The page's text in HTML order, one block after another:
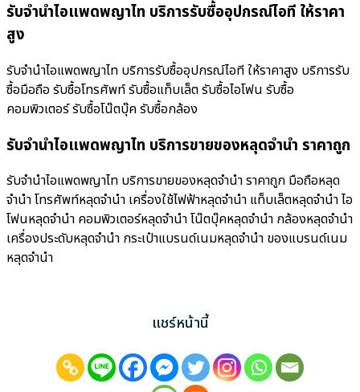
รับจำนำไอแพดพญาไท บริการรับซื้ออุปกรณ์ไอที ให้ราคา
สูง
รับจำนำไอแพดพญาไท บริการรับซื้ออุปกรณ์ไอที ให้ราคาสูง บริการรับ
ซื้อมือถือ รับซื้อโทรศัพท์ รับซื้อแท็บเล็ต รับซื้อไอโฟน รับซื้อ
คอมพิวเตอร์ รับซื้อโน๊ตบุ๊ค รับซื้อกล้อง
รับจำนำไอแพดพญาไท บริการขายของหลุดจำนำ ราคาถูก
รับจำนำไอแพดพญาไท บริการขายของหลุดจำนำ ราคาถูก มือถือหลุด
จำนำ โทรศัพท์หลุดจำนำ เครื่องใช้ไฟฟ้าหลุดจำนำ แท็บเล็ตหลุดจำนำ ไอ
โฟนหลุดจำนำ คอมพิวเตอร์หลุดจำนำ โน๊ตบุ๊คหลุดจำนำ กล้องหลุดจำนำ
เครื่องประดับหลุดจำนำ กระเป๋าแบรนด์เนมหลุดจำนำ ของแบรนด์เนม
หลุดจำนำ
แชร์หน้านี้